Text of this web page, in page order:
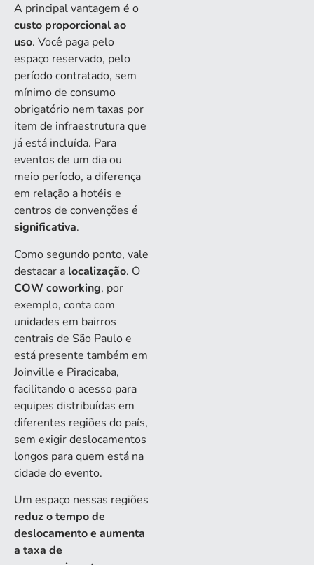
A principal vantagem é o
custo proporcional ao
uso. Você paga pelo
espaço reservado, pelo
período contratado, sem
mínimo de consumo
obrigatório nem taxas por
item de infraestrutura que
já está incluída. Para
eventos de um dia ou
meio período, a diferença
em relação a hotéis e
centros de convenções é
significativa.
Como segundo ponto, vale
destacar a localização. O
COW coworking, por
exemplo, conta com
unidades em bairros
centrais de São Paulo e
está presente também em
Joinville e Piracicaba,
facilitando o acesso para
equipes distribuídas em
diferentes regiões do país,
sem exigir deslocamentos
longos para quem está na
cidade do evento.
Um espaço nessas regiões
reduz o tempo de
deslocamento e aumenta
a taxa de